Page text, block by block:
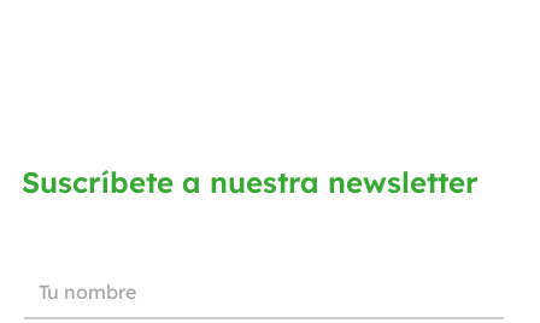
Suscríbete a nuestra newsletter